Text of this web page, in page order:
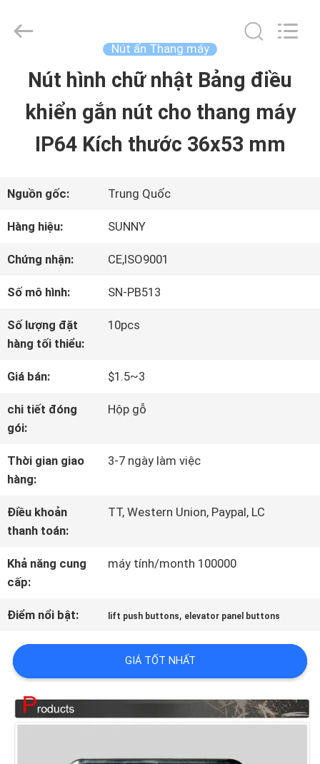
TRANG
CHỦ
SẢN
PHẨM
VIDEO
VỀ
CHÚNG
TÔI
THAM
QUAN
NHÀ
KIỂM
CHẤT
LƯỢNG
2026
SHANGHAI
Reserved.
Nút ấn Thang máy
Nút hình chữ nhật Bảng điều
khiển gắn nút cho thang máy
IP64 Kích thước 36x53 mm
Nguồn gốc: Trung Quốc
Hàng hiệu: SUNNY
Chứng nhận: CE,ISO9001
Số mô hình: SN-PB513
Số lượng đặt
hàng tối thiểu:
10pcs
Giá bán: $1.5~3
chi tiết đóng
gói:
Hộp gỗ
Thời gian giao
hàng:
3-7 ngày làm việc
Điều khoản
thanh toán:
TT, Western Union, Paypal, LC
Khả năng cung
cấp:
máy tính/month 100000
Điểm nổi bật: lift push buttons, elevator panel buttons
GIÁ TỐT NHẤT